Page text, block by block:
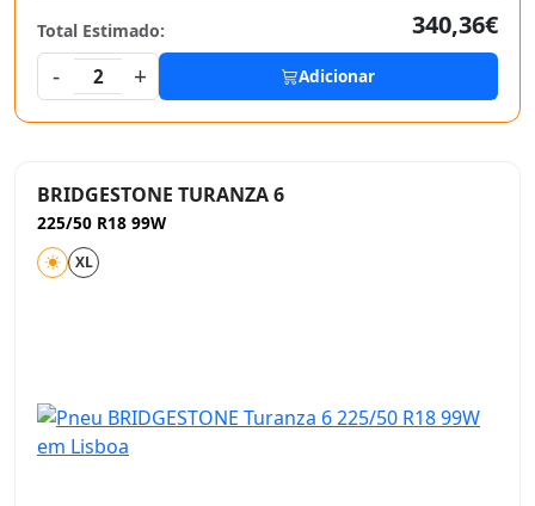
Total Estimado:
340,36€
-
2 + Adicionar
BRIDGESTONE TURANZA 6
225/50 R18 99W
XL